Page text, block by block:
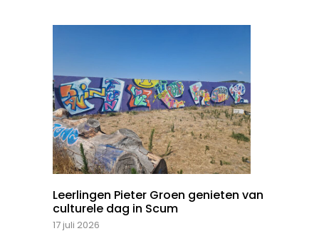
Leerlingen Pieter Groen genieten van
culturele dag in Scum
17 juli 2026